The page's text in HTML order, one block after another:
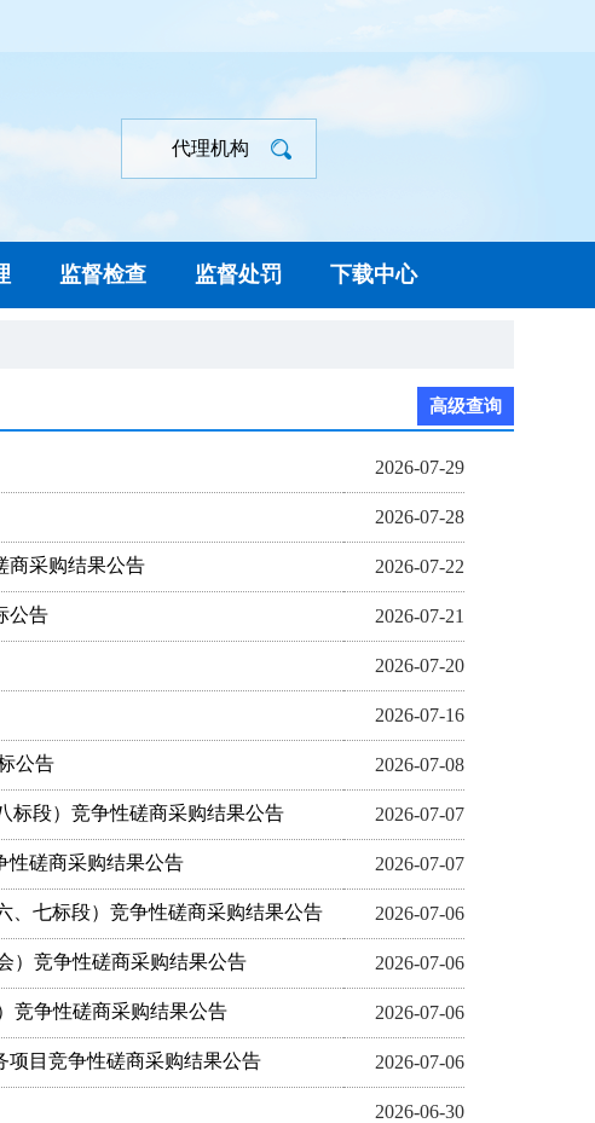
代理机构
监督检查 监督处罚 下载中心
高级查询
2026-07-29
2026-07-28
商采购结果公告 2026-07-22
公告 2026-07-21
2026-07-20
2026-07-16
公告 2026-07-08
标段）竞争性磋商采购结果公告 2026-07-07
性磋商采购结果公告 2026-07-07
、七标段）竞争性磋商采购结果公告 2026-07-06
）竞争性磋商采购结果公告 2026-07-06
竞争性磋商采购结果公告 2026-07-06
项目竞争性磋商采购结果公告 2026-07-06
2026-06-30